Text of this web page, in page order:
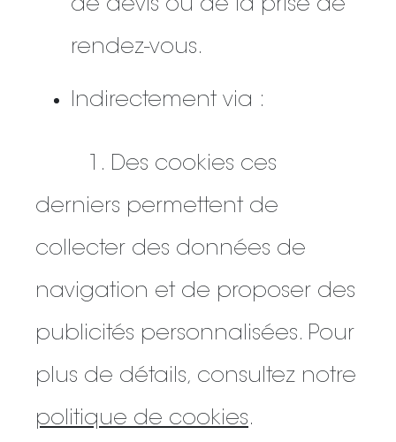
de devis ou de la prise de
rendez-vous.
Indirectement via :
1. Des cookies ces
derniers permettent de
collecter des données de
navigation et de proposer des
publicités personnalisées. Pour
plus de détails, consultez notre
politique de cookies.